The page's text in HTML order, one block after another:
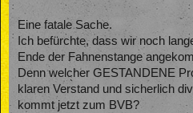
Eine fatale Sache.
Ich befürchte, dass wir noch
Ende der Fahnenstange
Denn welcher GESTANDENE
klaren Verstand und sicherlich
kommt jetzt zum BVB?